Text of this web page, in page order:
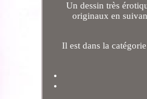
Un dessin très
originaux en
Il est dans la